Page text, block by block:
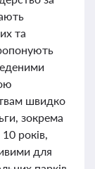
та
швидко
зокрема
років,
для